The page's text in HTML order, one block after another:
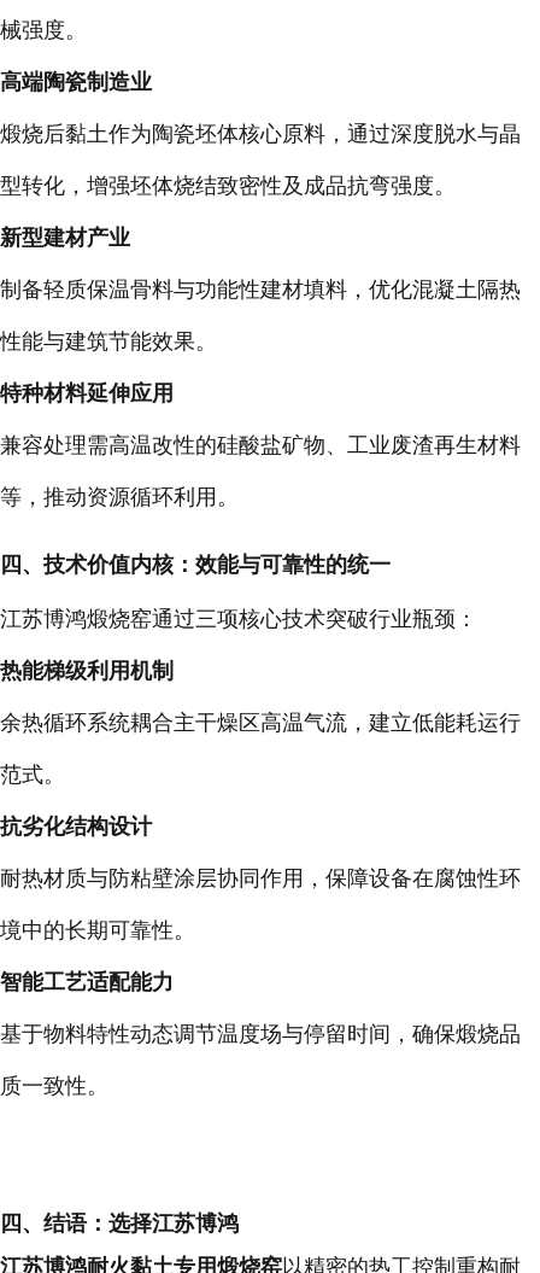
械强度。
高端陶瓷制造业
煅烧后黏土作为陶瓷坯体核心原料，通过深度脱水与晶
型转化，增强坯体烧结致密性及成品抗弯强度。
新型建材产业
制备轻质保温骨料与功能性建材填料，优化混凝土隔热
性能与建筑节能效果。
特种材料延伸应用
兼容处理需高温改性的硅酸盐矿物、工业废渣再生材料
等，推动资源循环利用。
四、技术价值内核：效能与可靠性的统一
江苏博鸿煅烧窑通过三项核心技术突破行业瓶颈：
热能梯级利用机制
余热循环系统耦合主干燥区高温气流，建立低能耗运行
范式。
抗劣化结构设计
耐热材质与防粘壁涂层协同作用，保障设备在腐蚀性环
境中的长期可靠性。
智能工艺适配能力
基于物料特性动态调节温度场与停留时间，确保煅烧品
质一致性。
四、结语：选择江苏博鸿
江苏博鸿耐火黏土专用煅烧窑以精密的热工控制 重构耐